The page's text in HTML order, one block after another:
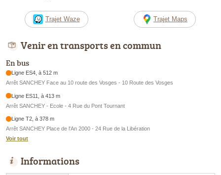
Trajet Waze Trajet Maps
Venir en transports en commun
En bus
Ligne ES4, à 512 m
Arrêt SANCHEY Face au 10 route des Vosges - 10 Route des Vosges
Ligne ES11, à 413 m
Arrêt SANCHEY - Ecole - 4 Rue du Pont Tournant
Ligne T2, à 378 m
Arrêt SANCHEY Place de l'An 2000 - 24 Rue de la Libération
Voir tout
Informations